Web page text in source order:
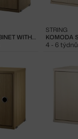
KOMODA STRING CABINET WITH FLIP DOOR, OAK
STRING
4 - 6 týdnů